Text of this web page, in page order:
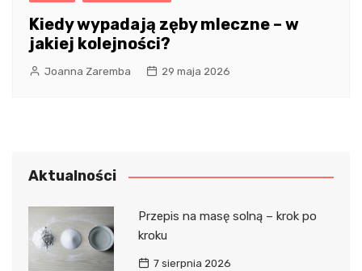
Kiedy wypadają zęby mleczne – w
jakiej kolejności?
Joanna Zaremba 29 maja 2026
Aktualności
Przepis na masę solną – krok po
kroku
7 sierpnia 2026